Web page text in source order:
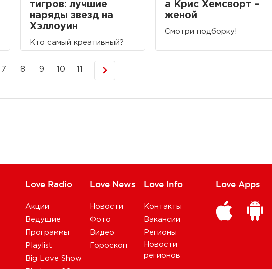
тигров: лучшие
наряды звезд на
Хэллоуин
Кто самый креативный?
а Крис Хемсворт –
женой
Смотри подборку!
7 8 9 10
Love Radio
Акции
Ведущие
Программы
Playlist
Big Love Show
Love News
Новости
Фото
Видео
Гороскоп
Love Info
Контакты
Вакансии
Регионы
Новости
регионов
Love Apps